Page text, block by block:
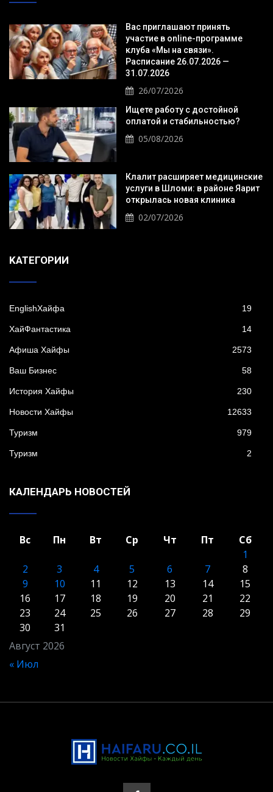
Вас приглашают принять
участие в online-программе
клуба «Мы на связи».
Расписание 26.07.2026 —
31.07.2026
26/07/2026
Ищете работу с достойной
оплатой и стабильностью?
05/08/2026
Клалит расширяет медицинские
услуги в Шломи: в районе Яарит
открылась новая клиника
02/07/2026
KАТЕГОРИИ
EnglishХайфа 19
XайФантастика 14
Афиша Хайфы 2573
Ваш Бизнес 58
История Хайфы 230
Новости Хайфы 12633
Туризм 979
Туризм 2
КАЛЕНДАРЬ НОВОСТЕЙ
Август 2026
Вс Пн Вт Ср Чт Пт
Сб
1
2
3 4 5 6 7
8
9
10 11 12 13 14
15
16
17 18 19 20 21
22
23
24 25 26 27 28
29
30
31
« Июл